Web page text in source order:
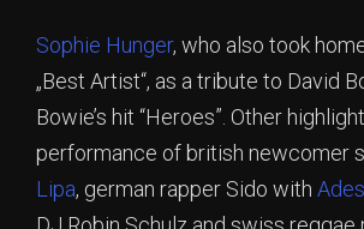
Sophie Hunger, who also took
„Best Artist“, as a tribute to David
Bowie’s hit “Heroes”. Other
performance of british newcomer
Lipa, german rapper Sido with